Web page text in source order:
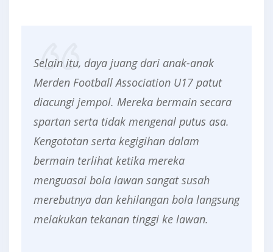
Selain itu, daya juang dari anak-anak
Merden Football Association U17 patut
diacungi jempol. Mereka bermain secara
spartan serta tidak mengenal putus asa.
Kengototan serta kegigihan dalam
bermain terlihat ketika mereka
menguasai bola lawan sangat susah
merebutnya dan kehilangan bola langsung
melakukan tekanan tinggi ke lawan.